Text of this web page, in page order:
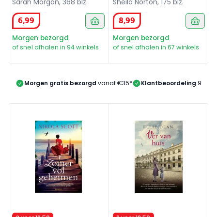
6,99
Morgen bezorgd
of snel afhalen in 94 winkels
8,99
Morgen bezorgd
of snel afhalen in 67 winkels
Morgen gratis bezorgd vanaf €35* Klantbeoordeling 9/10